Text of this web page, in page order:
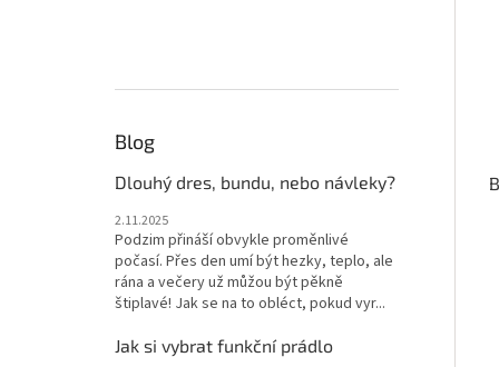
Blog
Dlouhý dres, bundu, nebo návleky?
2.11.2025
Podzim přináší obvykle proměnlivé
počasí. Přes den umí být hezky, teplo, ale
rána a večery už můžou být pěkně
štiplavé! Jak se na to obléct, pokud vyr...
Jak si vybrat funkční prádlo